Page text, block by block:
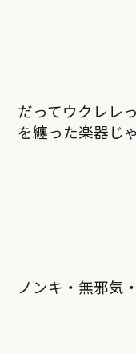
だってウクレレ
を纏った楽器じ
ノンキ・無邪気